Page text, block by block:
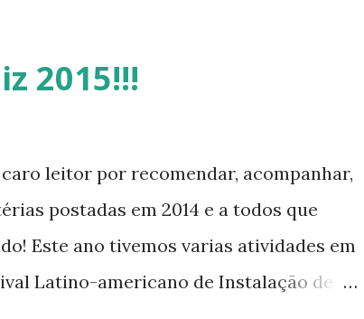
que softwares aplicativos devem
Ele torna estas facilidades
de aplicativos através de mecanismos
e chamadas de sistema . Para
14.10 Utopic Unicorn, Ubuntu 14.04
L...
2015!!!
leitor por recomendar, acompanhar,
postadas em 2014 e a todos que
Este ano tivemos varias atividades em
Latino-americano de Instalação de